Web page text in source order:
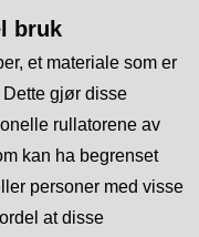
bruk
et materiale som er
Dette gjør disse
rullatorene av
kan ha begrenset
personer med visse
at disse